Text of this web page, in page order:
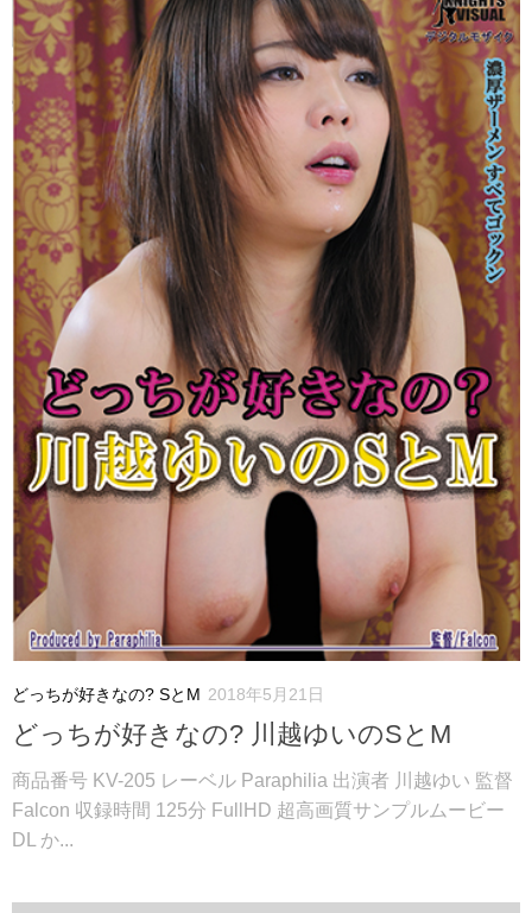
どっちが好きなの? SとM 2018年5月21日
どっちが好きなの? 川越ゆいのSとM
商品番号 KV-205 レーベル Paraphilia 出演者 川越ゆい 監督
Falcon 収録時間 125分 FullHD 超高画質サンプルムービー
DL か...